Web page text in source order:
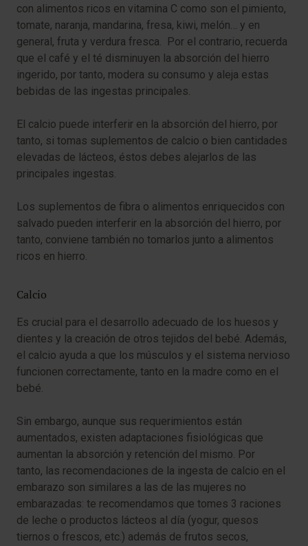
con alimentos ricos en vitamina C como son el pimiento,
tomate, naranja, mandarina, fresa, kiwi, melón… y en
general, fruta y verdura fresca. Por el contrario, recuerda
que el café y el té disminuyen la absorción del hierro
ingerido, por tanto, modera su consumo y aleja estas
bebidas de las ingestas principales.
El calcio puede interferir en la absorción del hierro, por
tanto, si tomas suplementos de calcio o bien cantidades
elevadas de lácteos, éstos debes alejarlos de las
principales ingestas.
Los suplementos de fibra o alimentos enriquecidos con
salvado pueden interferir en la absorción del hierro, por
tanto, conviene también no tomarlos junto a alimentos
ricos en hierro.
Calcio
Es crucial para el desarrollo adecuado de los huesos y
dientes y la creación de otros tejidos del bebé. Además,
el calcio ayuda a que los músculos y el sistema nervioso
funcionen correctamente, tanto en la madre como en el
bebé.
Sin embargo, aunque sus requerimientos están
aumentados, existen adaptaciones fisiológicas que
aumentan la absorción y retención del mismo. Por
tanto, las recomendaciones de la ingesta de calcio en el
embarazo son similares a las de las mujeres no
embarazadas: te recomendamos que tomes 3 raciones
de leche o productos lácteos al día (yogur, quesos
tiernos o frescos, etc.) además de frutos secos,